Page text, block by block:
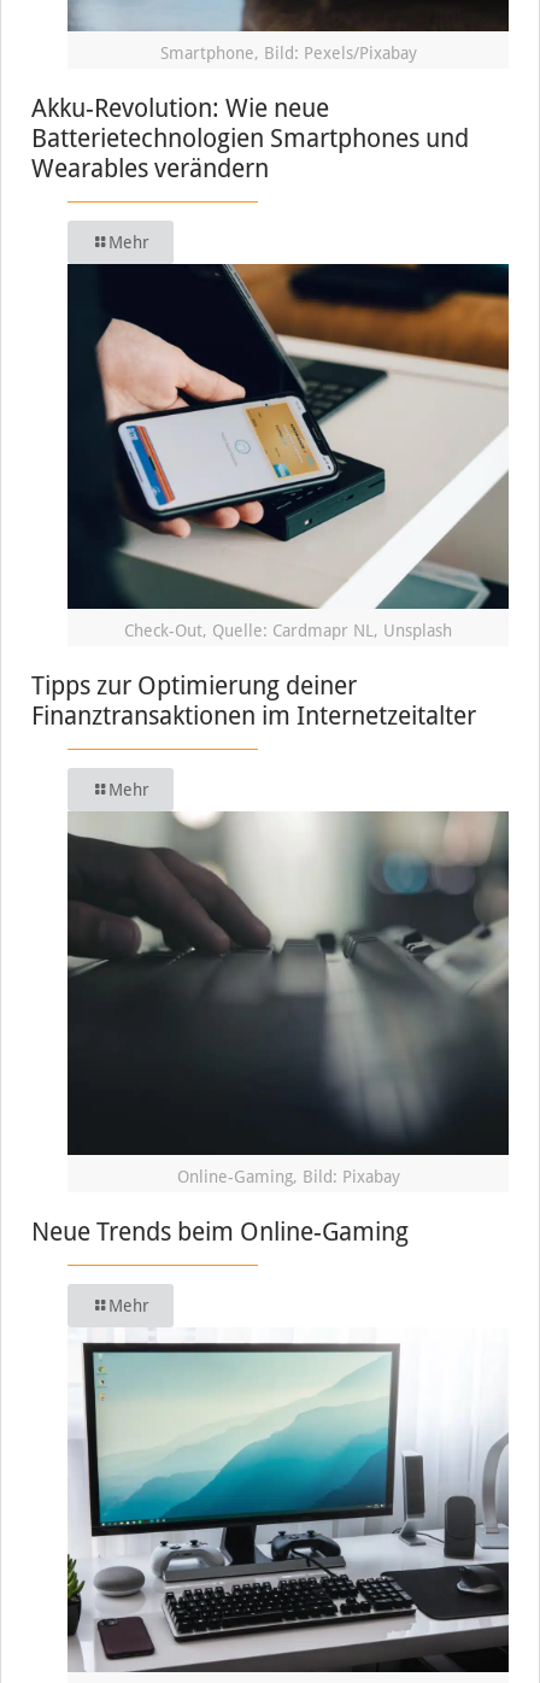
Smartphone, Bild: Pexels/Pixabay
Akku-Revolution: Wie neue
Batterietechnologien Smartphones und
Wearables verändern
Mehr
Check-Out, Quelle: Cardmapr NL, Unsplash
Tipps zur Optimierung deiner
Finanztransaktionen im Internetzeitalter
Mehr
Online-Gaming, Bild: Pixabay
Neue Trends beim Online-Gaming
Mehr